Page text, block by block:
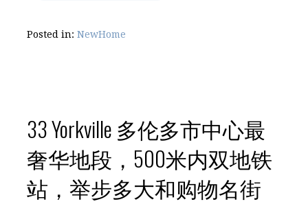
Posted in: NewHome
33 Yorkville 多伦多市中心最
奢华地段，500米内双地铁
站，举步多大和购物名街